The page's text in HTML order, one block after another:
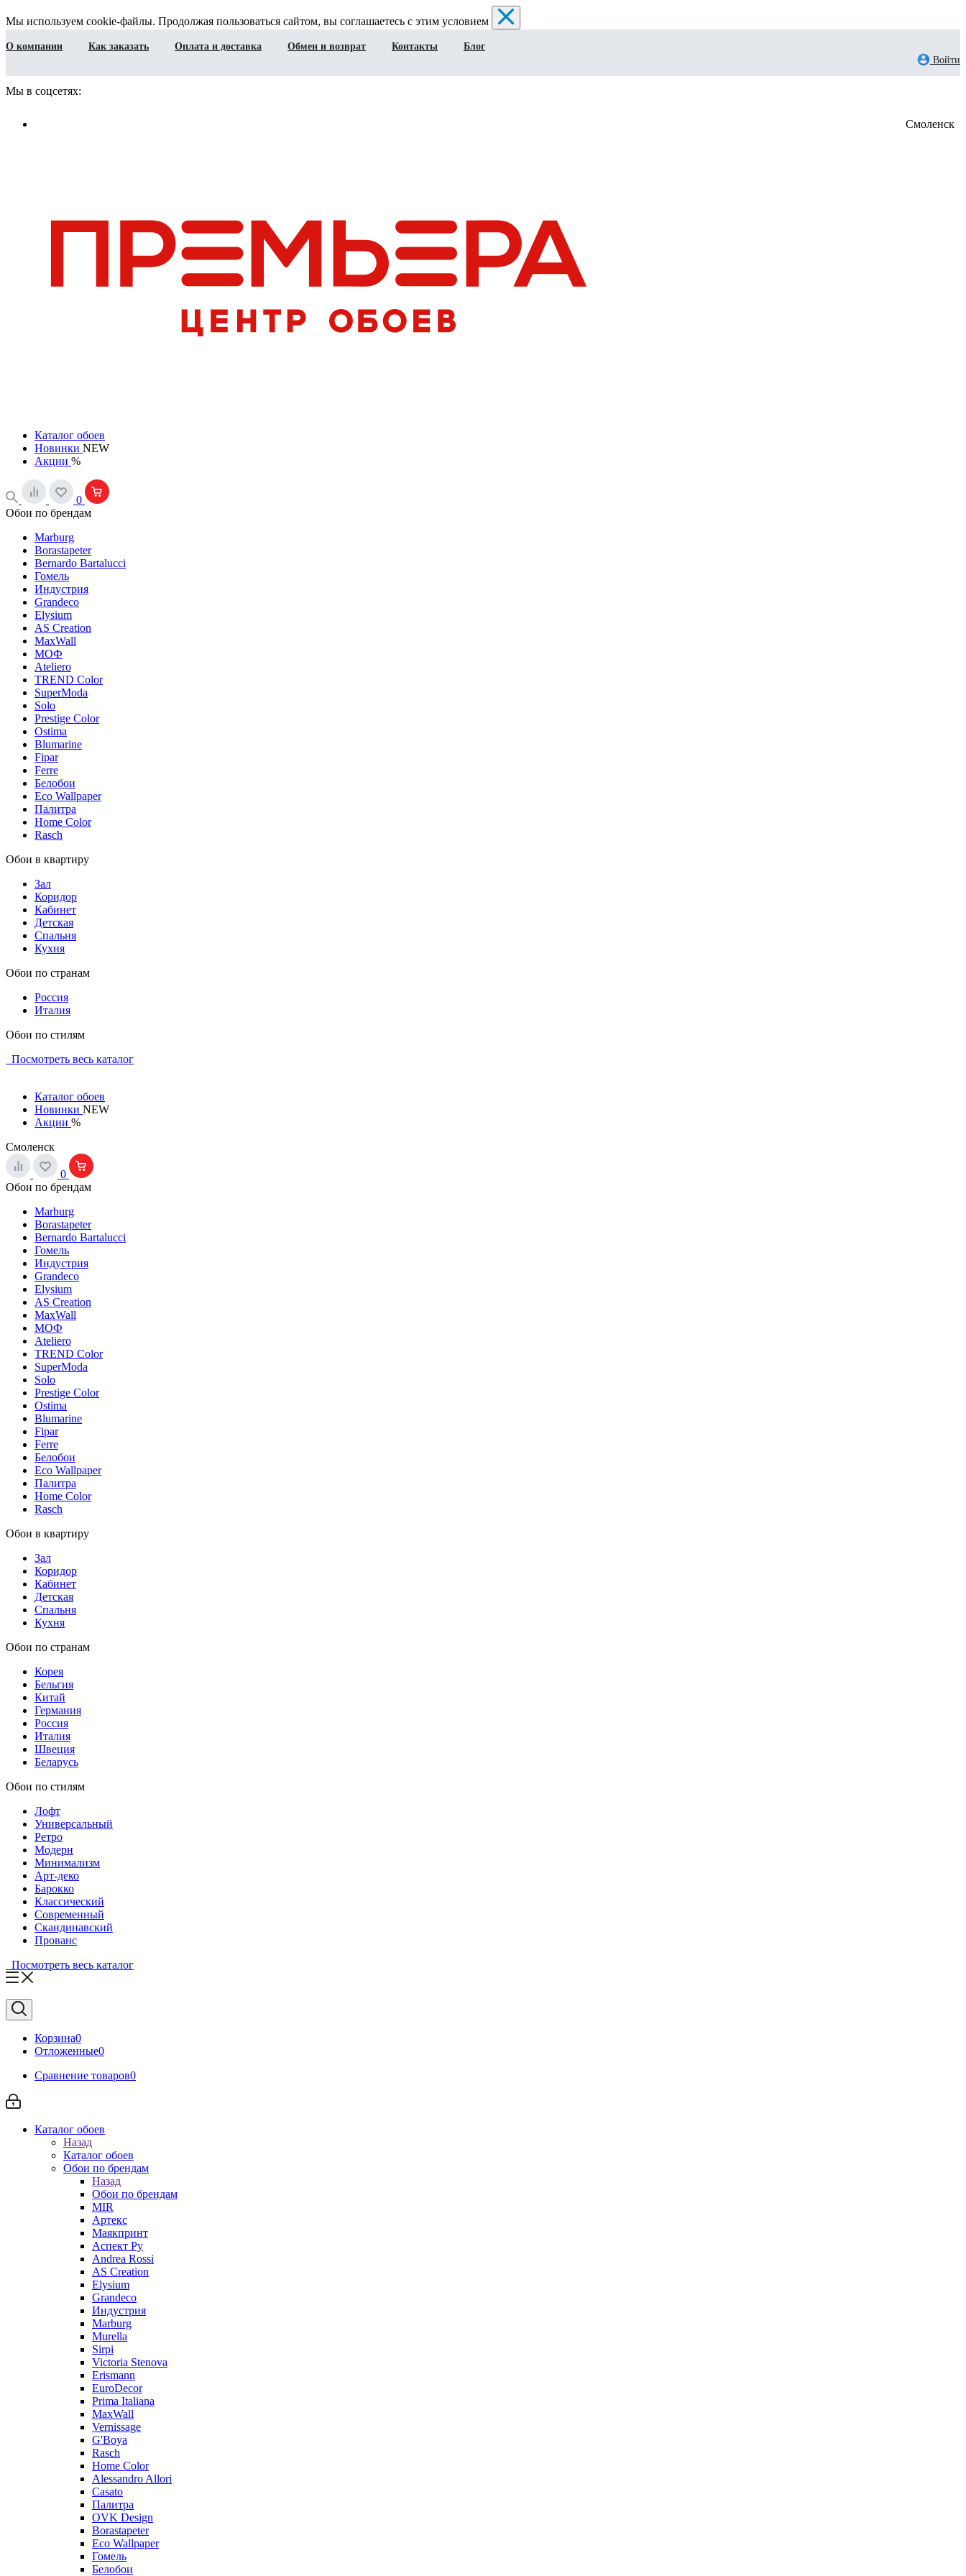
Мы используем cookie-файлы. Продолжая пользоваться сайтом, вы соглашаетесь с этим условием
О компании Как заказать Оплата и доставка Обмен и возврат Контакты
Блог
Войти
Мы в соцсетях:
Смоленск
Каталог обоев
Новинки NEW
Акции %
0
Обои по брендам
Marburg
Borastapeter
Bernardo Bartalucci
Гомель
Индустрия
Grandeco
Elysium
AS Creation
MaxWall
МОФ
Ateliero
TREND Color
SuperModa
Solo
Prestige Color
Ostima
Blumarine
Fipar
Ferre
Белобои
Eco Wallpaper
Палитра
Home Color
Rasch
Обои в квартиру
Зал
Коридор
Кабинет
Детская
Спальня
Кухня
Обои по странам
Россия
Италия
Обои по стилям
Посмотреть весь каталог
Каталог обоев
Новинки NEW
Акции %
Смоленск
0
Обои по брендам
Marburg
Borastapeter
Bernardo Bartalucci
Гомель
Индустрия
Grandeco
Elysium
AS Creation
MaxWall
МОФ
Ateliero
TREND Color
SuperModa
Solo
Prestige Color
Ostima
Blumarine
Fipar
Ferre
Белобои
Eco Wallpaper
Палитра
Home Color
Rasch
Обои в квартиру
Зал
Коридор
Кабинет
Детская
Спальня
Кухня
Обои по странам
Корея
Бельгия
Китай
Германия
Россия
Италия
Швеция
Беларусь
Обои по стилям
Лофт
Универсальный
Ретро
Модерн
Минимализм
Арт-деко
Барокко
Классический
Современный
Скандинавский
Прованс
Посмотреть весь каталог
Корзина0
Отложенные0
Сравнение товаров0
Каталог обоев
Назад
Каталог обоев
Обои по брендам
Назад
Обои по брендам
MIR
Артекс
Маякпринт
Аспект Ру
Andrea Rossi
AS Creation
Elysium
Grandeco
Индустрия
Marburg
Murella
Sirpi
Victoria Stenova
Erismann
EuroDecor
Prima Italiana
MaxWall
Vernissage
G'Boya
Rasch
Home Color
Alessandro Allori
Casato
Палитра
OVK Design
Borastapeter
Eco Wallpaper
Гомель
Белобои